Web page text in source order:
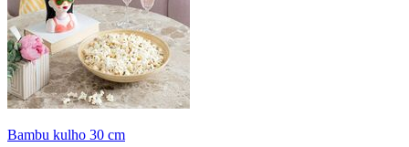
Bambu kulho 30 cm